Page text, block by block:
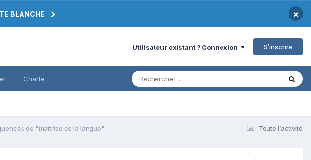
BLANCHE ×
Utilisateur existant ? Connexion S’inscrire
Charte
Toute l’activité
de "maîtrise de la langue"